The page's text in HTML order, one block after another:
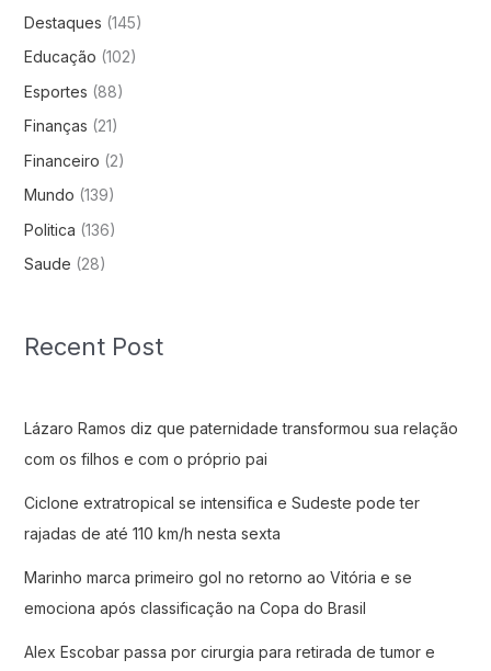
Destaques (145)
Educação (102)
Esportes (88)
Finanças (21)
Financeiro (2)
Mundo (139)
Politica (136)
Saude (28)
Recent Post
Lázaro Ramos diz que paternidade transformou sua relação
com os filhos e com o próprio pai
Ciclone extratropical se intensifica e Sudeste pode ter
rajadas de até 110 km/h nesta sexta
Marinho marca primeiro gol no retorno ao Vitória e se
emociona após classificação na Copa do Brasil
Alex Escobar passa por cirurgia para retirada de tumor e